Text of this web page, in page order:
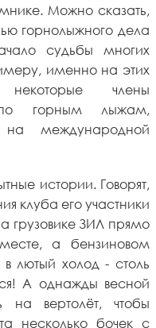
Можно сказать,
горнолыжного дела
судьбы многих
именно на этих
некоторые члены
горным лыжам,
на международной
истории. Говорят,
клуба его участники
грузовике ЗИЛ прямо
а бензиновом
в лютый холод - столь
А однажды весной
на вертолёт, чтобы
несколько бочек с